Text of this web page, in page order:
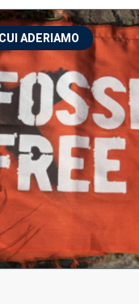
ADERIAMO